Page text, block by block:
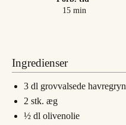
15minutter
min
Ingredienser
3 dl grovvalsede havregryn
2 stk. æg
½ dl olivenolie